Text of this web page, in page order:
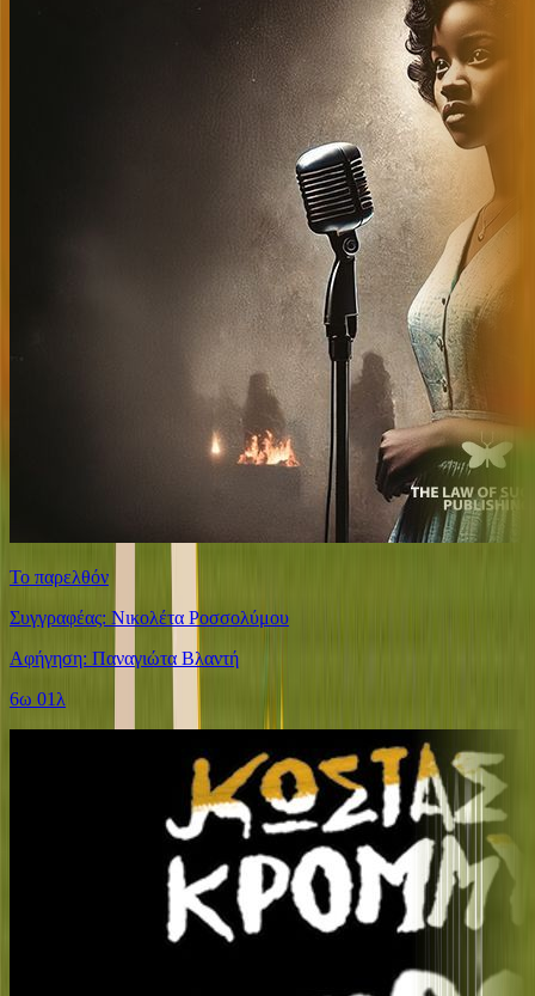
Το παρελθόν
Συγγραφέας: Νικολέτα Ροσσολύμου
Αφήγηση: Παναγιώτα Βλαντή
6ω 01λ